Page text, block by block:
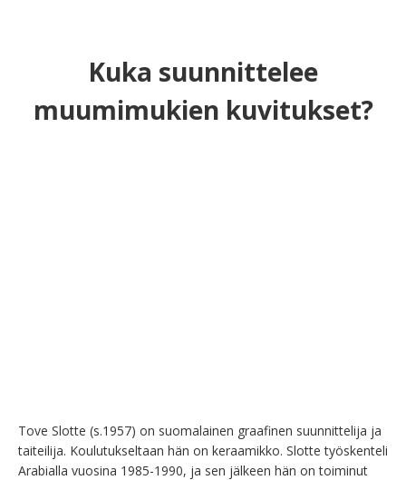
Kuka suunnittelee
muumimukien kuvitukset?
Tove Slotte (s.1957) on suomalainen graafinen suunnittelija ja
taiteilija. Koulutukseltaan hän on keraamikko. Slotte työskenteli
Arabialla vuosina 1985-1990, ja sen jälkeen hän on toiminut